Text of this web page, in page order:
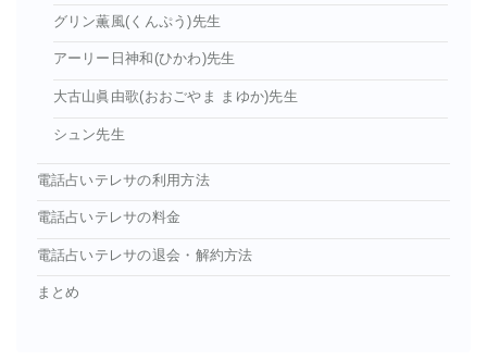
グリン薫風(くんぷう)先生
アーリー日神和(ひかわ)先生
大古山眞由歌(おおごやま まゆか)先生
シュン先生
電話占いテレサの利用方法
電話占いテレサの料金
電話占いテレサの退会・解約方法
まとめ